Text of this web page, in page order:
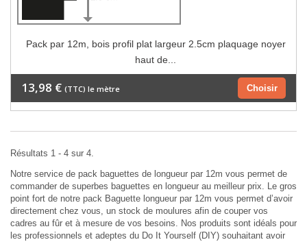
Pack par 12m, bois profil plat largeur 2.5cm plaquage noyer
haut de...
Choisir
13,98 € (TTC) le mètre
Résultats 1 - 4 sur 4.
Notre service de pack baguettes de longueur par 12m vous permet de
commander de superbes baguettes en longueur au meilleur prix. Le gros
point fort de notre pack Baguette longueur par 12m vous permet d’avoir
directement chez vous, un stock de moulures afin de couper vos
cadres au fûr et à mesure de vos besoins. Nos produits sont idéals pour
les professionnels et adeptes du Do It Yourself (DIY) souhaitant avoir